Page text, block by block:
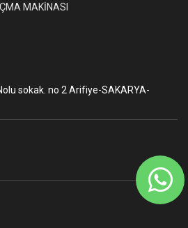
MAKİNASI
sokak. no 2 Arifiye-SAKARYA-
Nasıl yardımcı olabiliriz?